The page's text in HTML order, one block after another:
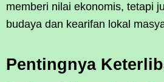
memberi nilai ekonomis, tetapi
budaya dan kearifan lokal
Pentingnya